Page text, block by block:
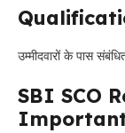
उम्मीदवारों के पास
SBI SCO